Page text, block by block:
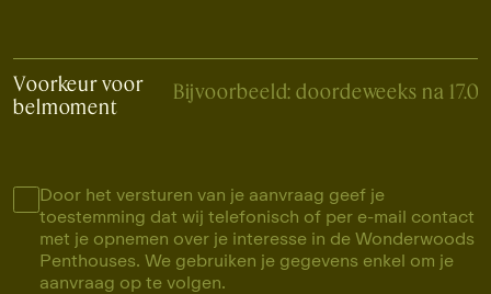
Voorkeur voor
belmoment
Door het versturen van je aanvraag geef je
toestemming dat wij telefonisch of per e-mail contact
met je opnemen over je interesse in de Wonderwoods
Penthouses. We gebruiken je gegevens enkel om je
aanvraag op te volgen.